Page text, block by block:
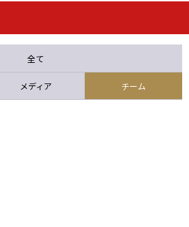
石人の星
全て
メディア チーム